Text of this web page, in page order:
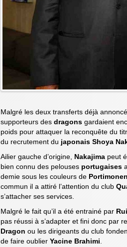
Malgré les deux transferts déjà
supporteurs des dragons gardaient
poids pour attaquer la reconquête du
du recrutement du japonais Shoya
Ailier gauche d’origine, Nakajima peut
bien connu des pelouses portugaises
demie sous les couleurs de
commun il a attiré l’attention du club
s’attacher ses services.
Malgré le fait qu’il a été entrainé par
pas réussi à s’adapter et fini donc par
Dragon ou les dirigeants du club
de faire oublier Yacine Brahimi.